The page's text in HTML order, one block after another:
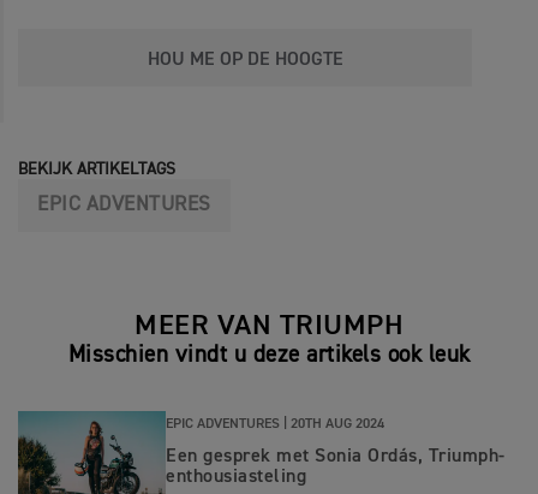
HOU ME OP DE HOOGTE
BEKIJK ARTIKELTAGS
EPIC ADVENTURES
MEER VAN TRIUMPH
Misschien vindt u deze artikels ook leuk
EPIC ADVENTURES | 20TH AUG 2024
Een gesprek met Sonia Ordás, Triumph-
enthousiasteling